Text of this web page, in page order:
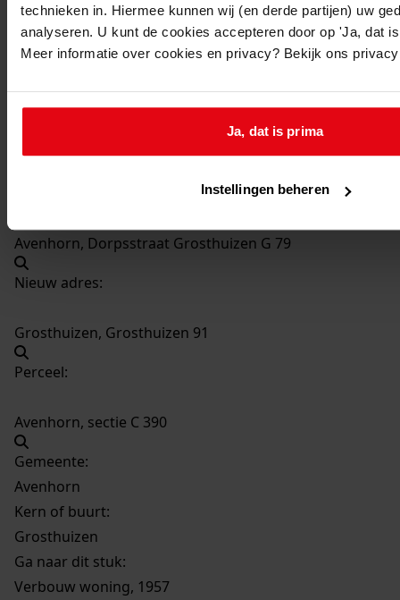
technieken in. Hiermee kunnen wij (en derde partijen) uw
analyseren. U kunt de cookies accepteren door op 'Ja, dat
Meer informatie over cookies en privacy? Bekijk ons
Ja, dat is prima
Instellingen beheren
483Verbouw woning, 1957
Datering:
Beschrijving:
Avenhorn, Dorpsstraat Grosthuizen G 79
Nieuw adres:
Grosthuizen, Grosthuizen 91
Perceel:
Avenhorn, sectie C 390
Gemeente:
Avenhorn
Kern of buurt:
Grosthuizen
Ga naar dit stuk:
Verbouw woning, 1957